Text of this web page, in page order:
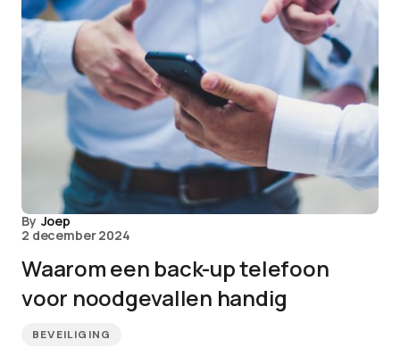
By Joep
2 december 2024
Waarom een back-up telefoon
voor noodgevallen handig
BEVEILIGING